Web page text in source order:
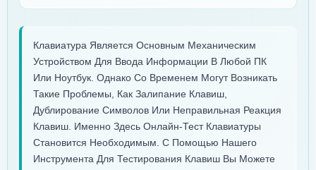
Клавиатура Является Основным Механическим
Устройством Для Ввода Информации В Любой ПК
Или Ноутбук. Однако Со Временем Могут Возникать
Такие Проблемы, Как Залипание Клавиш,
Дублирование Символов Или Неправильная Реакция
Клавиш. Именно Здесь Онлайн-Тест Клавиатуры
Становится Необходимым. С Помощью Нашего
Инструмента Для Тестирования Клавиш Вы Можете